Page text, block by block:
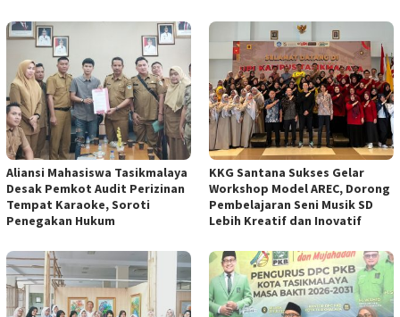
Aliansi Mahasiswa Tasikmalaya
Desak Pemkot Audit Perizinan
Tempat Karaoke, Soroti
Penegakan Hukum
KKG Santana Sukses Gelar
Workshop Model AREC, Dorong
Pembelajaran Seni Musik SD
Lebih Kreatif dan Inovatif